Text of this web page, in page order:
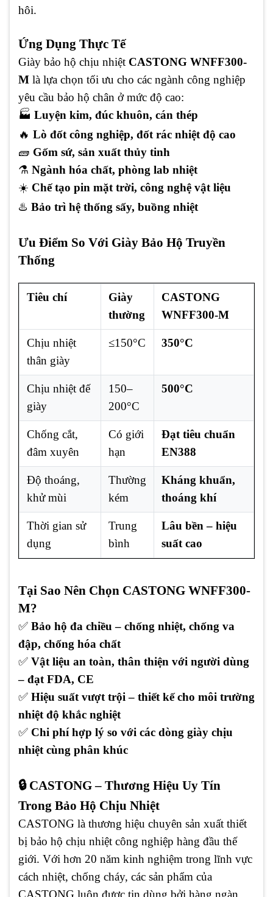
hôi.
Ứng Dụng Thực Tế
Giày bảo hộ chịu nhiệt CASTONG WNFF300-
M là lựa chọn tối ưu cho các ngành công nghiệp
yêu cầu bảo hộ chân ở mức độ cao:
🏭 Luyện kim, đúc khuôn, cán thép
🔥 Lò đốt công nghiệp, đốt rác nhiệt độ cao
🧱 Gốm sứ, sản xuất thủy tinh
⚗️ Ngành hóa chất, phòng lab nhiệt
☀️ Chế tạo pin mặt trời, công nghệ vật liệu
♨️ Bảo trì hệ thống sấy, buồng nhiệt
Ưu Điểm So Với Giày Bảo Hộ Truyền
Thống
Tiêu chí
Giày
thường
CASTONG
WNFF300-M
Chịu nhiệt
thân giày
≤150°C 350°C
Chịu nhiệt đế
giày
150–
200°C
500°C
Chống cắt,
đâm xuyên
Có giới
hạn
Đạt tiêu chuẩn
EN388
Độ thoáng,
khử mùi
Thường
kém
Kháng khuẩn,
thoáng khí
Thời gian sử
dụng
Trung
bình
Lâu bền – hiệu
suất cao
Tại Sao Nên Chọn CASTONG WNFF300-
M?
✅ Bảo hộ đa chiều – chống nhiệt, chống va
đập, chống hóa chất
✅ Vật liệu an toàn, thân thiện với người dùng
– đạt FDA, CE
✅ Hiệu suất vượt trội – thiết kế cho môi trường
nhiệt độ khắc nghiệt
✅ Chi phí hợp lý so với các dòng giày chịu
nhiệt cùng phân khúc
🔒 CASTONG – Thương Hiệu Uy Tín
Trong Bảo Hộ Chịu Nhiệt
CASTONG là thương hiệu chuyên sản xuất thiết
bị bảo hộ chịu nhiệt công nghiệp hàng đầu thế
giới. Với hơn 20 năm kinh nghiệm trong lĩnh vực
cách nhiệt, chống cháy, các sản phẩm của
CASTONG luôn được tin dùng bởi hàng ngàn